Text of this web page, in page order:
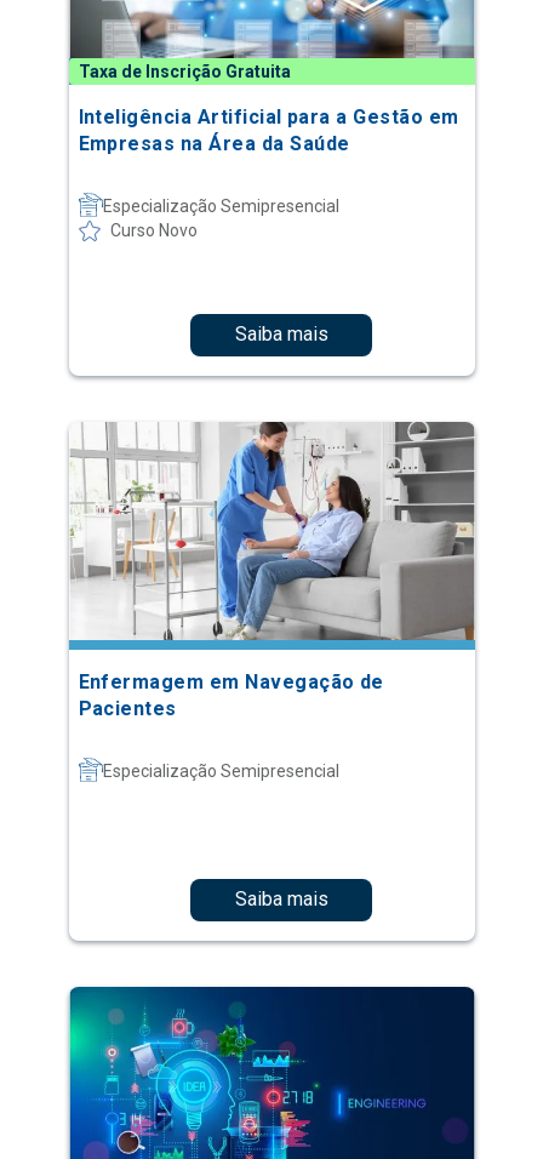
Taxa de Inscrição Gratuita
Inteligência Artificial para a Gestão em
Empresas na Área da Saúde
Especialização Semipresencial
Curso Novo
Saiba mais
Enfermagem em Navegação de
Pacientes
Especialização Semipresencial
Saiba mais